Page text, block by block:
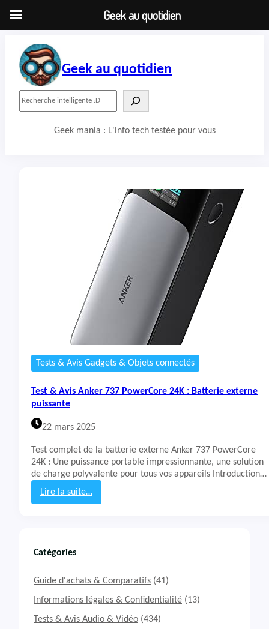
contenu
Geek au quotidien
Geek mania : L'info tech testée pour vous
Tests & Avis Gadgets & Objets connectés
Test & Avis Anker 737 PowerCore 24K : Batterie externe
puissante
22 mars 2025
Test complet de la batterie externe Anker 737 PowerCore
24K : Une puissance portable impressionnante, une solution
de charge polyvalente pour tous vos appareils Introduction…
Lire la suite…
:
A
v
i
A
Catégories
Guide d'achats & Comparatifs (41)
Informations légales & Confidentialité (13)
Tests & Avis Audio & Vidéo (434)
Geek au quotidien